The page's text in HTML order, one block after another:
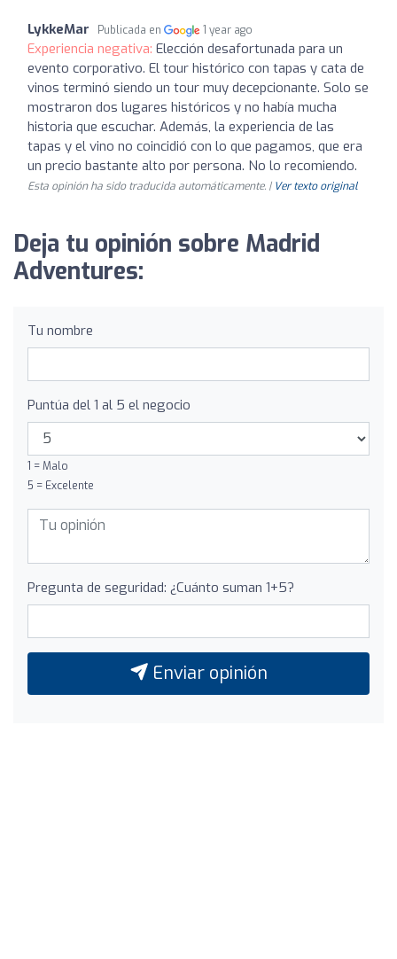
LykkeMar Publicada en 1 year ago
Experiencia negativa: Elección desafortunada para un
evento corporativo. El tour histórico con tapas y cata de
vinos terminó siendo un tour muy decepcionante. Solo se
mostraron dos lugares históricos y no había mucha
historia que escuchar. Además, la experiencia de las
tapas y el vino no coincidió con lo que pagamos, que era
un precio bastante alto por persona. No lo recomiendo.
Esta opinión ha sido traducida automáticamente. | Ver texto original
Deja tu opinión sobre Madrid
Adventures:
Tu nombre
Puntúa del 1 al 5 el negocio
1 = Malo
5 = Excelente
Pregunta de seguridad: ¿Cuánto suman 1+5?
Enviar opinión